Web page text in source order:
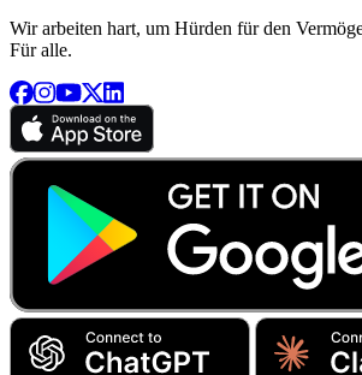
Wir arbeiten hart, um Hürden für den
Für alle.